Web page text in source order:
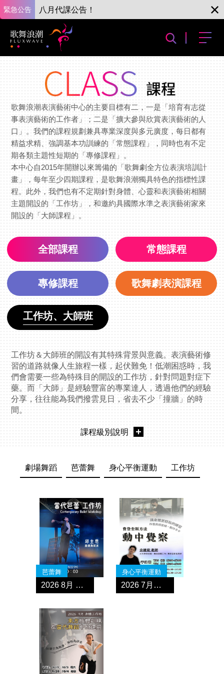
緊急公告 八月代課公告！
歌舞浪潮表演藝術中心的主要目標有二，一是「培育有志從
事表演藝術的工作者」；二是「擴大參與欣賞表演藝術的人
口」。我們的課程規劃兼具專業深度與多元廣度，每日都有
精益求精、強調基本功訓練的「常態課程」，同時也有不定
期各類主題性短期的「專修課程」。
本中心自2015年開辦以來籌備的「歌舞劇全方位表演培訓計
畫」，每年至少四期課程，是歌舞浪潮獨具特色的指標性課
程。此外，我們也有不定期針對身體、心靈和表演藝術相關
主題開設的「工作坊」，和邀約具國際水準之表演藝術家來
開設的「大師課程」。
全部課程 常態課程
專修課程 歌舞劇表演課程
工作坊、大師班
工作坊＆大師班的開設有其特殊背景與意義。表演藝術修
習的道路就像人生旅程一樣，起伏難免！低潮困惑時，我
們會需要一些為特殊目的開設的工作坊，針對問題對症下
藥。而「大師」是經驗豐富的專業達人，透過他們的經驗
分享，往往能為我們撥雲見日，省去不少「撞牆」的時
間。
課程級別說明
劇場舞蹈 芭蕾舞 身心平衡運動 工作坊
芭蕾舞
2026 8月 當代芭蕾工作坊
身心平衡運動
2026 7月《動中覺察》身體工作坊